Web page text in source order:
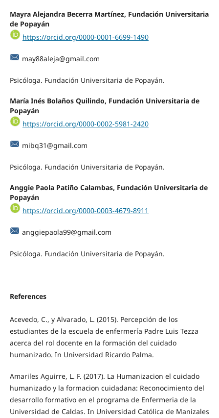
Mayra Alejandra Becerra Martínez, Fundación Universitaria
de Popayán
https://orcid.org/0000-0001-6699-1490
may88aleja@gmail.com
Psicóloga. Fundación Universitaria de Popayán.
María Inés Bolaños Quilindo, Fundación Universitaria de
Popayán
https://orcid.org/0000-0002-5981-2420
mibq31@gmail.com
Psicóloga. Fundación Universitaria de Popayán.
Anggie Paola Patiño Calambas, Fundación Universitaria de
Popayán
https://orcid.org/0000-0003-4679-8911
anggiepaola99@gmail.com
Psicóloga. Fundación Universitaria de Popayán.
References
Acevedo, C., y Alvarado, L. (2015). Percepción de los
estudiantes de la escuela de enfermería Padre Luis Tezza
acerca del rol docente en la formación del cuidado
humanizado. In Universidad Ricardo Palma.
Amariles Aguirre, L. F. (2017). La Humanizacion el cuidado
humanizado y la formacion cuidadana: Reconocimiento del
desarrollo formativo en el programa de Enfermeria de la
Universidad de Caldas. In Universidad Católica de Manizales